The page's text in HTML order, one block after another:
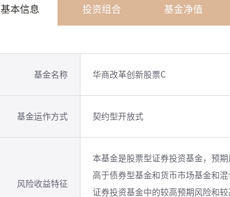
基本信息 投资组合 基金净值
基金名称 华商改革创新股票C
基金运作方式 契约型开放式
风险收益特征
本基金是股票型证券投资基金，预
高于债券型基金和货币市场基金和
证券投资基金中的较高预期风险和